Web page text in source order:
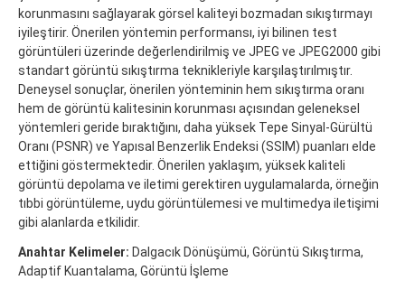
korunmasını sağlayarak görsel kaliteyi bozmadan sıkıştırmayı
iyileştirir. Önerilen yöntemin performansı, iyi bilinen test
görüntüleri üzerinde değerlendirilmiş ve JPEG ve JPEG2000 gibi
standart görüntü sıkıştırma teknikleriyle karşılaştırılmıştır.
Deneysel sonuçlar, önerilen yönteminin hem sıkıştırma oranı
hem de görüntü kalitesinin korunması açısından geleneksel
yöntemleri geride bıraktığını, daha yüksek Tepe Sinyal-Gürültü
Oranı (PSNR) ve Yapısal Benzerlik Endeksi (SSIM) puanları elde
ettiğini göstermektedir. Önerilen yaklaşım, yüksek kaliteli
görüntü depolama ve iletimi gerektiren uygulamalarda, örneğin
tıbbi görüntüleme, uydu görüntülemesi ve multimedya iletişimi
gibi alanlarda etkilidir.
Anahtar Kelimeler: Dalgacık Dönüşümü, Görüntü Sıkıştırma,
Adaptif Kuantalama, Görüntü İşleme